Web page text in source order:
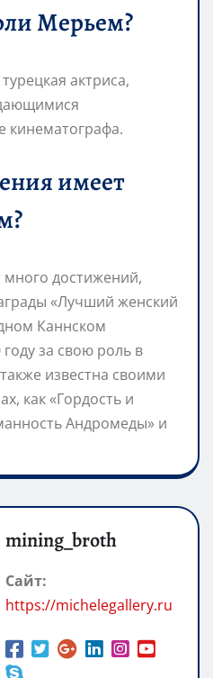
Мерьем?
актриса,
кинематографа.
имеет
достижений,
«Лучший женский
Каннском
за свою роль в
известна своими
как «Гордость и
Андромеды» и
mining_broth
Сайт:
https://michelegallery.ru